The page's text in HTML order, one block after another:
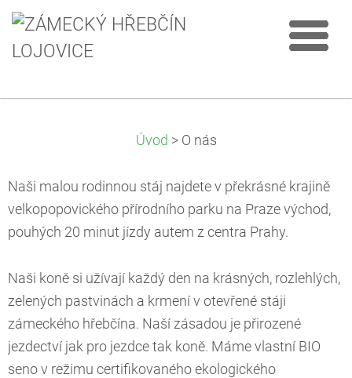
Úvod > O nás
Naši malou rodinnou stáj najdete v překrásné krajině
velkopopovického přírodního parku na Praze východ,
pouhých 20 minut jízdy autem z centra Prahy.
Naši koně si užívají každý den na krásných, rozlehlých,
zelených pastvinách a krmení v otevřené stáji
zámeckého hřebčína. Naší zásadou je přirozené
jezdectví jak pro jezdce tak koně. Máme vlastní BIO
seno v režimu certifikovaného ekologického